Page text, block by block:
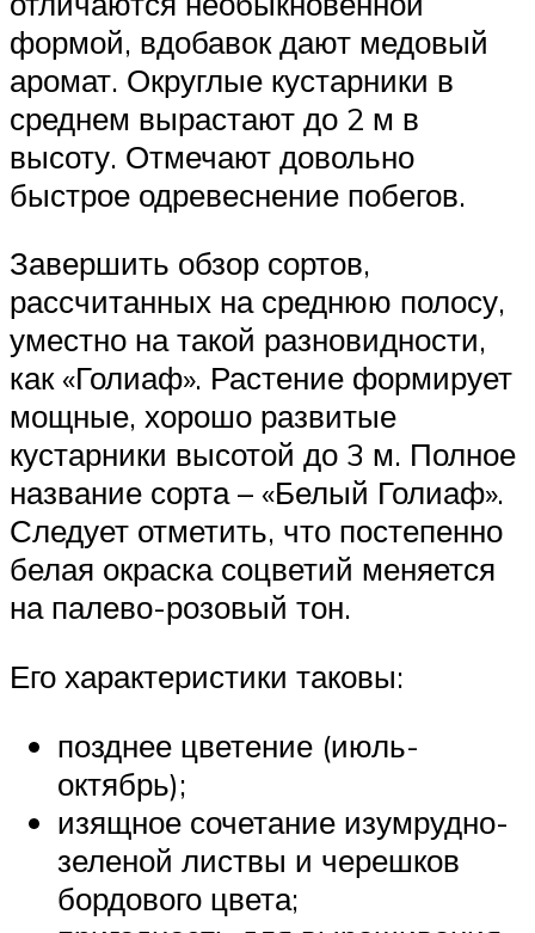
формой, вдобавок дают медовый
аромат. Округлые кустарники в
среднем вырастают до 2 м в
высоту. Отмечают довольно
быстрое одревеснение побегов.
Завершить обзор сортов,
рассчитанных на среднюю полосу,
уместно на такой разновидности,
как «Голиаф». Растение формирует
мощные, хорошо развитые
кустарники высотой до 3 м. Полное
название сорта – «Белый Голиаф».
Следует отметить, что постепенно
белая окраска соцветий меняется
на палево-розовый тон.
Его характеристики таковы:
позднее цветение (июль-
октябрь);
изящное сочетание изумрудно-
зеленой листвы и черешков
бордового цвета;